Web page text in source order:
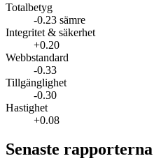
Totalbetyg
-0.23 sämre
Integritet & säkerhet
+0.20
Webbstandard
-0.33
Tillgänglighet
-0.30
Hastighet
+0.08
Senaste rapporterna